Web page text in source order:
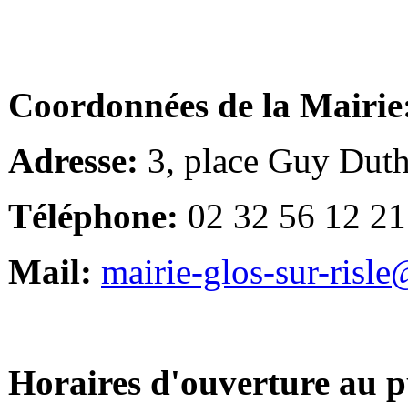
Coordonnées de la
Adresse: 3, place Guy
Téléphone: 02 32 56 12 21
Mail: mairie-glos-sur-
Horaires d'ouverture au